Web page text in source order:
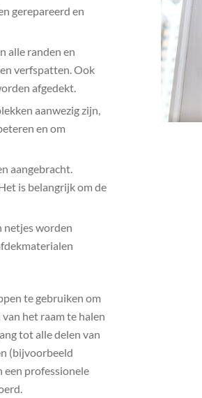
gerepareerd en
alle randen en
verfspatten. Ook
afgedekt.
aanwezig zijn,
en om
aangebracht.
is belangrijk om de
netjes worden
te gebruiken om
het raam te halen
tot alle delen van
(bijvoorbeeld
een professionele